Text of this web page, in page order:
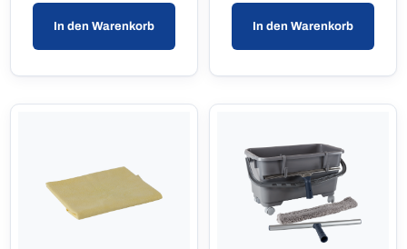
In den Warenkorb In den Warenkorb